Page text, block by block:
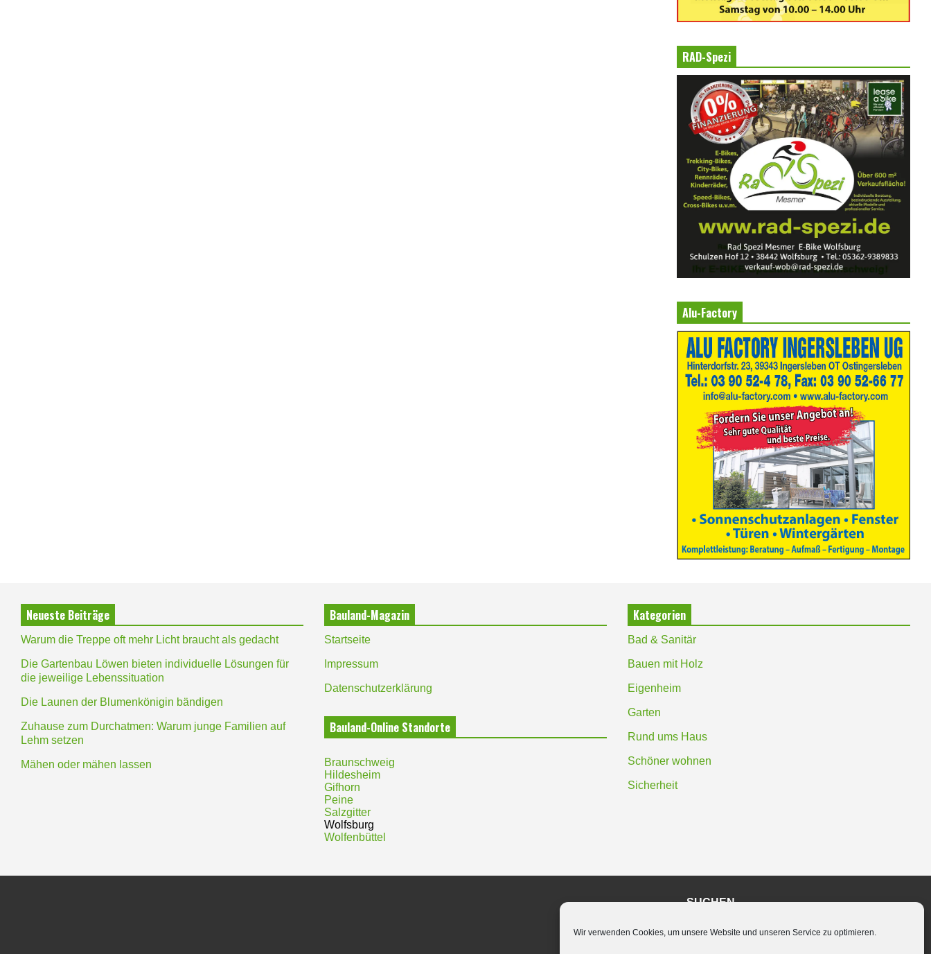
Wir verwenden Cookies, um unsere Website und unseren Service zu optimieren.
RAD-Spezi
Alu-Factory
Neueste Beiträge
Warum die Treppe oft mehr Licht braucht als gedacht
Die Gartenbau Löwen bieten individuelle Lösungen für
die jeweilige Lebenssituation
Die Launen der Blumenkönigin bändigen
Zuhause zum Durchatmen: Warum junge Familien auf
Lehm setzen
Mähen oder mähen lassen
Bauland-Magazin
Startseite
Impressum
Datenschutzerklärung
Bauland-Online Standorte
Braunschweig
Hildesheim
Gifhorn
Peine
Salzgitter
Wolfsburg
Wolfenbüttel
Kategorien
Bad & Sanitär
Bauen mit Holz
Eigenheim
Garten
Rund ums Haus
Schöner wohnen
Sicherheit
SUCHEN